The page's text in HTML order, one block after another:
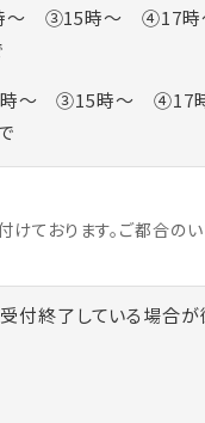
③15時～ ④17時
～ ③15時～ ④17
ております。ご都合の
終了している場合が